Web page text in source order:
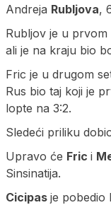
Andreja Rubljova,
Rubljov je u
ali je na kraju bio
Fric je u drugom
Rus bio taj koji je
lopte na 3:2.
Sledeći priliku
Upravo će Fric i
Sinsinatija.
Cicipas je pobedio